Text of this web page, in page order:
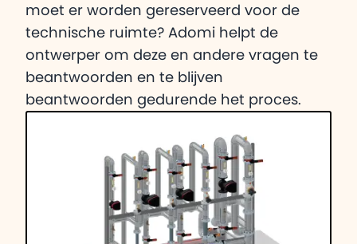
moet er worden gereserveerd voor de
technische ruimte? Adomi helpt de
ontwerper om deze en andere vragen te
beantwoorden en te blijven
beantwoorden gedurende het proces.